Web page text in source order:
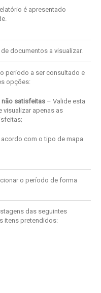
é apresentado
documentos a visualizar.
período a ser consultado e
opções:
não satisfeitas – Valide esta
visualizar apenas as
com o tipo de mapa
o período de forma
das seguintes
itens pretendidos: